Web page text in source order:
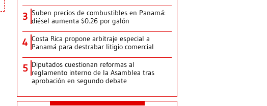
3 Suben precios de combustibles en Panamá:
diésel aumenta $0.26 por galón
4 Costa Rica propone arbitraje especial a
Panamá para destrabar litigio comercial
5 Diputados cuestionan reformas al
reglamento interno de la Asamblea tras
aprobación en segundo debate